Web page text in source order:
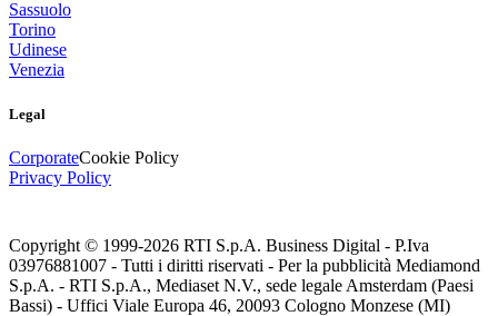
Sassuolo
Torino
Udinese
Venezia
Legal
CorporateCookie Policy
Privacy Policy
Copyright © 1999-2026 RTI S.p.A. Business Digital - P.Iva
03976881007 - Tutti i diritti riservati - Per la pubblicità Mediamond
S.p.A. - RTI S.p.A., Mediaset N.V., sede legale Amsterdam (Paesi
Bassi) - Uffici Viale Europa 46, 20093 Cologno Monzese (MI)